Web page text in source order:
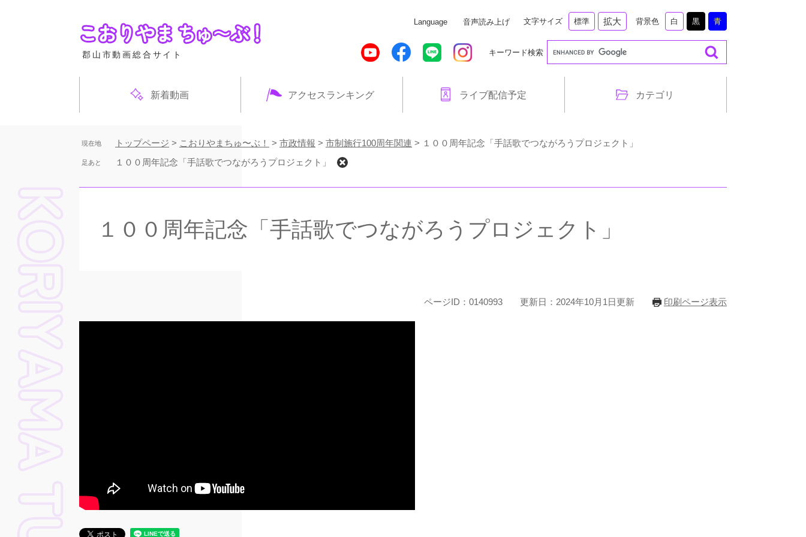
郡山市動画総合サイト
Language 音声読み上げ 文字サイズ 標準 拡大 背景色 白 黒 青
キーワード検索
新着動画 アクセスランキング ライブ配信予定 カテゴリ
現在地 トップページ > こおりやまちゅ〜ぶ！ > 市政情報 > 市制施行100周年関連 > １００周年記念「手話歌でつながろうプロジェクト」
足あと １００周年記念「手話歌でつながろうプロジェクト」
１００周年記念「手話歌でつながろうプロジェクト」
ページID：0140993 更新日：2024年10月1日更新 印刷ページ表示